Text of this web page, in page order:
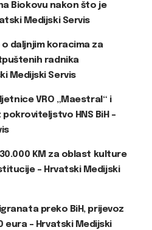
Biokovu nakon što je
Medijski Servis
daljnjim koracima za
radnika
Medijski Servis
VRO „Maestral“ i
HNS BiH –
KM za oblast kulture
– Hrvatski Medijski
preko BiH, prijevoz
eura – Hrvatski Medijski